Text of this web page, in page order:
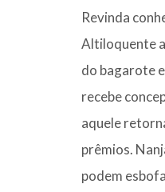
Revinda
Altiloquente
do bagarote
recebe
aquele
prêmios.
podem